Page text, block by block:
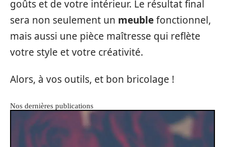
goûts et de votre intérieur. Le résultat final
sera non seulement un meublefonctionnel,
mais aussi une pièce maîtresse qui reflète
votre style et votre créativité.
Alors, à vos outils, et bon bricolage !
Nos dernières publications